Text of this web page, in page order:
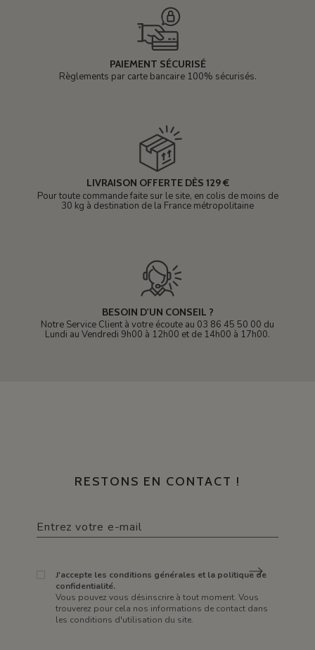
PAIEMENT SÉCURISÉ
Règlements par carte bancaire 100% sécurisés.
LIVRAISON OFFERTE DÈS 129 €
Pour toute commande faite sur le site, en colis de moins de
30 kg à destination de la France métropolitaine
BESOIN D'UN CONSEIL ?
Notre Service Client à votre écoute au 03 86 45 50 00 du
Lundi au Vendredi 9h00 à 12h00 et de 14h00 à 17h00.
RESTONS EN CONTACT !
J'accepte les conditions générales et la politique de
confidentialité.
Vous pouvez vous désinscrire à tout moment. Vous
trouverez pour cela nos informations de contact dans
les conditions d'utilisation du site.